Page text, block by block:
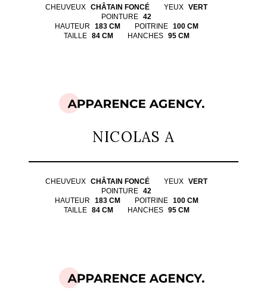
CHEUVEUX CHÂTAIN FONCÉ YEUX VERT
POINTURE 42
HAUTEUR
183 CM POITRINE
100 CM
TAILLE
84 CM HANCHES 95 CM
NICOLAS A
CHEUVEUX CHÂTAIN FONCÉ YEUX VERT
POINTURE 42
HAUTEUR
183 CM POITRINE
100 CM
TAILLE
84 CM HANCHES 95 CM